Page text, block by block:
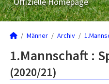
Männer Archiv
1.Mannschaft :
(2020/21)